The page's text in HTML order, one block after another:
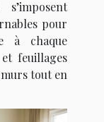
pour
à chaque
feuillages
tout en